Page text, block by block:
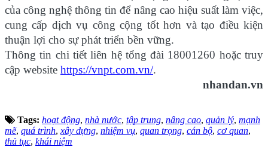
của công nghệ thông tin để nâng cao hiệu suất làm việc,
cung cấp dịch vụ công cộng tốt hơn và tạo điều kiện
thuận lợi cho sự phát triển bền vững.
Thông tin chi tiết liên hệ tổng đài 18001260 hoặc truy
cập website https://vnpt.com.vn/.
nhandan.vn
Tags: hoạt động, nhà nước, tập trung, nâng cao, quản lý, mạnh
mẽ, quá trình,xây dựng, nhiệm vụ, quan trọng, cán bộ, cơ quan,
thủ tục, khái niệm